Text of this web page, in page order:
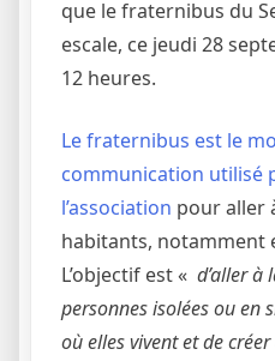
que le fraternibus du
escale, ce jeudi 28
12 heures.
Le fraternibus est le
communication utilisé
l’association pour aller
habitants, notamment
L’objectif est « d’aller à
personnes isolées ou en
où elles vivent et de